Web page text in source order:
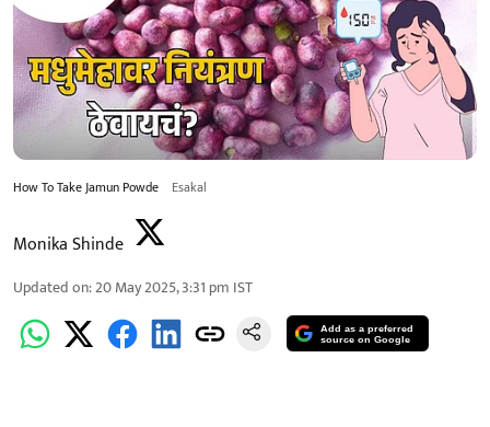
How To Take Jamun Powde Esakal
Monika Shinde
Updated on:20 May 2025, 3:31 pm IST
Add as a preferred
source on Google